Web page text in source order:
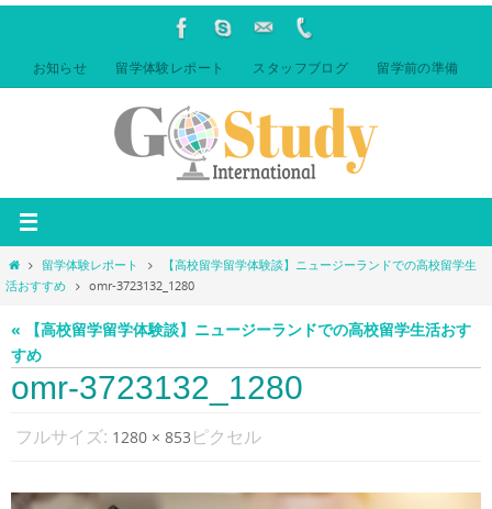
ン
キ
プ
お知らせ 留学体験レポート スタッフブログ 留学前の準備
ホ
ー
留学体験レポート
【高校留学留学体験談】ニュージーランドでの高校留学生
活おすすめ
omr-3723132_1280
« 【高校留学留学体験談】ニュージーランドでの高校留学生活おす
すめ
omr-3723132_1280
フルサイズ: 1280 × 853 ピクセル